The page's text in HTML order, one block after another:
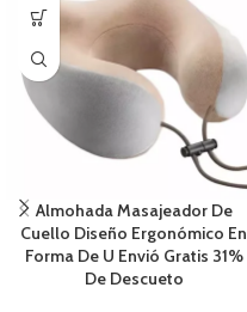
Almohada Masajeador De
Cuello Diseño Ergonómico En
Forma De U Envió Gratis 31%
De Descueto